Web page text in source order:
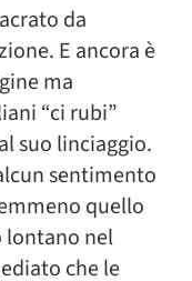
da
E ancora è
ma
“ci rubi”
suo linciaggio.
sentimento
quello
lontano nel
che le